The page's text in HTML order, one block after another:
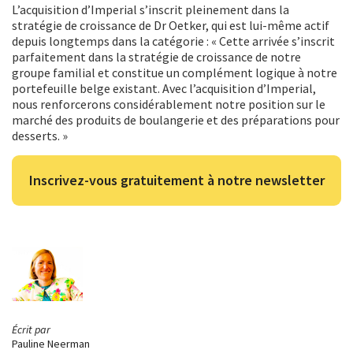
Écrit par
Pauline Neerman
L’acquisition d’Imperial s’inscrit pleinement dans la
stratégie de croissance de Dr Oetker, qui est lui-même actif
depuis longtemps dans la catégorie : « Cette arrivée s’inscrit
parfaitement dans la stratégie de croissance de notre
groupe familial et constitue un complément logique à notre
portefeuille belge existant. Avec l’acquisition d’Imperial,
nous renforcerons considérablement notre position sur le
marché des produits de boulangerie et des préparations pour
desserts. »
Inscrivez-vous gratuitement à notre newsletter